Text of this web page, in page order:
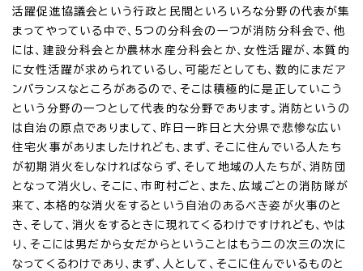
活躍促進協議会という行政と民間といろいろな分野の代表が集
まってやっている中で、5つの分科会の一つが消防分科会で、他
には、建設分科会とか農林水産分科会とか、女性活躍が、本質的
に女性活躍が求められているし、可能だとしても、数的にまだア
ンバランスなところがあるので、そこは積極的に是正していこう
という分野の一つとして代表的な分野であります。消防というの
は自治の原点でありまして、昨日一昨日と大分県で悲惨な広い
住宅火事がありましたけれども、まず、そこに住んでいる人たち
が初期消火をしなければならず、そして地域の人たちが、消防団
となって消火し、そこに、市町村ごと、また、広域ごとの消防隊が
来て、本格的な消火をするという自治のあるべき姿が火事のと
き、そして、消火をするときに現れてくるわけですけれども、やは
り、そこには男だから女だからということはもう二の次三の次に
なってくるわけであり、まず、人として、そこに住んでいるものと